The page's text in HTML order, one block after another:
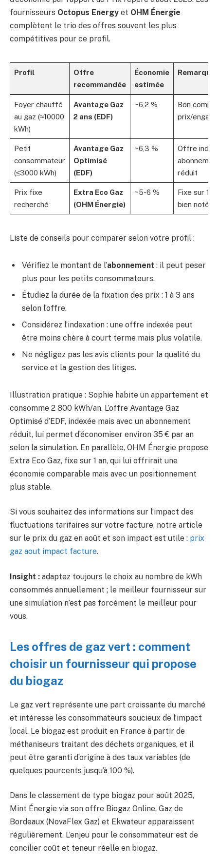
fournisseurs Octopus Energy et OHM Énergie
complètent le trio des offres souvent les plus
compétitives pour ce profil.
Profil
Offre
recommandée
Économie
estimée
Foyer chauffé
au gaz (≈10000
kWh)
Avantage Gaz
2 ans (EDF)
~6,2 %
Bon
prix/
Petit
consommateur
(≤3000 kWh)
Avantage Gaz
Optimisé
(EDF)
~6,3 %
Offre
réduit
Prix fixe
recherché
Extra Eco Gaz
(OHM Énergie)
~5-6 %
Fixe sur 1
bien notée
Liste de conseils pour comparer selon votre profil :
Vérifiez le montant de l’abonnement : il peut peser
plus pour les petits consommateurs.
Étudiez la durée de la fixation des prix : 1 à 3 ans
selon l’offre.
Considérez l’indexation : une offre indexée peut
être moins chère à court terme mais plus volatile.
Ne négligez pas les avis clients pour la qualité du
service et la gestion des litiges.
Illustration pratique : Sophie habite un appartement et
consomme 2 800 kWh/an. L’offre Avantage Gaz
Optimisé d’EDF, indexée mais avec un abonnement
réduit, lui permet d’économiser environ 35 € par an
selon la simulation. En parallèle, OHM Énergie propose
Extra Eco Gaz, fixe sur 1 an, qui lui offrirait une
économie comparable mais avec un positionnement
plus stable.
Si vous souhaitez des informations sur l’impact des
fluctuations tarifaires sur votre facture, notre article
sur le prix du gaz en août et son impact est utile : prix
gaz aout impact facture.
Insight : adaptez toujours le choix au nombre de kWh
consommés annuellement ; le meilleur fournisseur sur
une simulation n’est pas forcément le meilleur pour
vous.
Les offres de gaz vert : comment
choisir un fournisseur qui propose
du biogaz
Le gaz vert représente une part croissante du marché
et intéresse les consommateurs soucieux de l’impact
local. Le biogaz est produit en France à partir de
méthaniseurs traitant des déchets organiques, et il
peut être garanti d’origine à des taux variables (de
quelques pourcents jusqu’à 100 %).
Dans le classement de type biogaz pour août 2025,
Mint Énergie via son offre Biogaz Online, Gaz de
Bordeaux (NovaFlex Gaz) et Ekwateur apparaissent
régulièrement. L’enjeu pour le consommateur est de
concilier coût et teneur réelle en biogaz.